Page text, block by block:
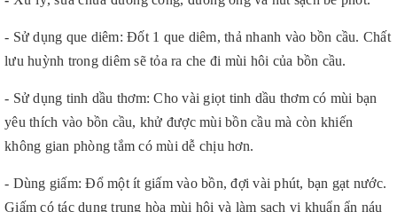
- Sử dụng que diêm: Đốt 1 que diêm, thả nhanh vào bồn cầu. Chất
lưu huỳnh trong diêm sẽ tỏa ra che đi mùi hôi của bồn cầu.
- Sử dụng tinh dầu thơm: Cho vài giọt tinh dầu thơm có mùi bạn
yêu thích vào bồn cầu, khử được mùi bồn cầu mà còn khiến
không gian phòng tắm có mùi dễ chịu hơn.
- Dùng giấm: Đổ một ít giấm vào bồn, đợi vài phút, bạn gạt nước.
Giấm có tác dụng trung hòa mùi hôi và làm sạch vi khuẩn ẩn náu